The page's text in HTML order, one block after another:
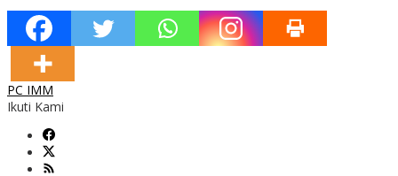
PC IMM
Ikuti Kami